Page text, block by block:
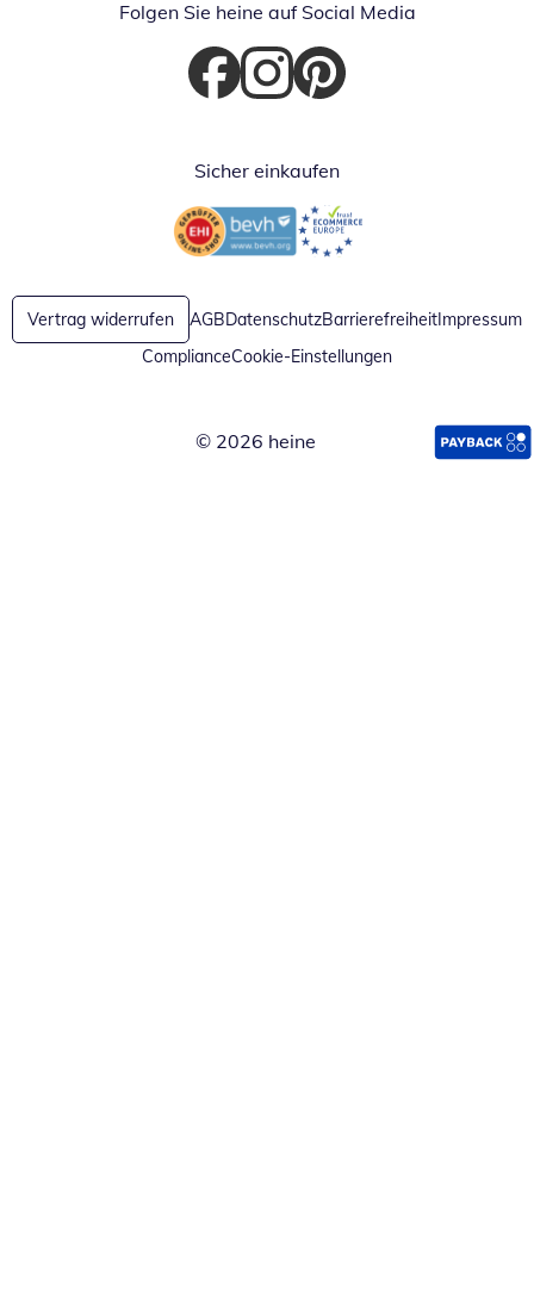
Folgen Sie heine auf Social Media
Öffnet in neuem Fenster
Öffnet in neuem Fenster
Öffnet in neuem Fenster
Sicher einkaufen
Öffnet in neuem FensterÖffnet in neuem Fenster
Vertrag widerrufen AGBDatenschutzBarrierefreiheitImpressum
ComplianceCookie-Einstellungen
© 2026 heine